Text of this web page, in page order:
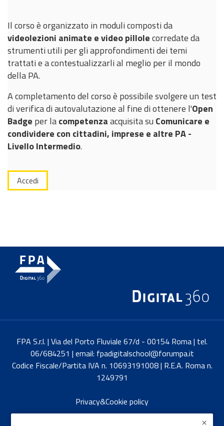
Il corso è organizzato in moduli composti da
videolezioni animate e video pillolecorredate da
strumenti utili per gli approfondimenti dei temi
trattati e a contestualizzarli al meglio per il mondo
della PA.
A completamento del corso è possibile svolgere un test
di verifica di autovalutazione al fine di ottenere l'Open
Badge per lacompetenzaacquisita su Comunicare e
condividere con cittadini, imprese e altre PA -
Livello Intermedio.
Accedi
FPA S.r.l. | Via del Porto Fluviale 67/d - 00154 Roma | tel.
06/684251 | email: fpadigitalschool@forumpa.it
Codice Fiscale/Partita IVA n. 10693191008 | R.E.A. Roma n.
1249791
Privacy&Cookie policy